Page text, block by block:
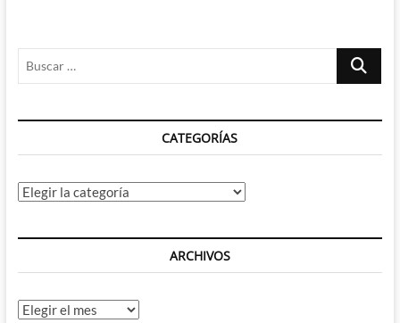
Buscar
CATEGORÍAS
Categorías
ARCHIVOS
Archivos